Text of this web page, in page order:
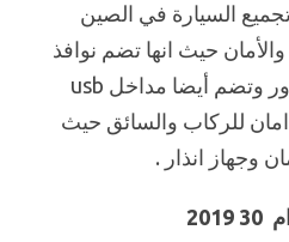
وتجميع السيارة في الصين
حيث انها تضم نوافذ
كهربائية ومكيف هواء وباور وتضم أيضا مداخل usb
امان للركاب والسائق حيث
وجهاز انذار .